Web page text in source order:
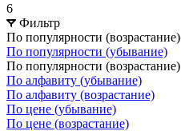
6
Фильтр
По популярности (возрастание)
По популярности (убывание)
По популярности (возрастание)
По алфавиту (убывание)
По алфавиту (возрастание)
По цене (убывание)
По цене (возрастание)